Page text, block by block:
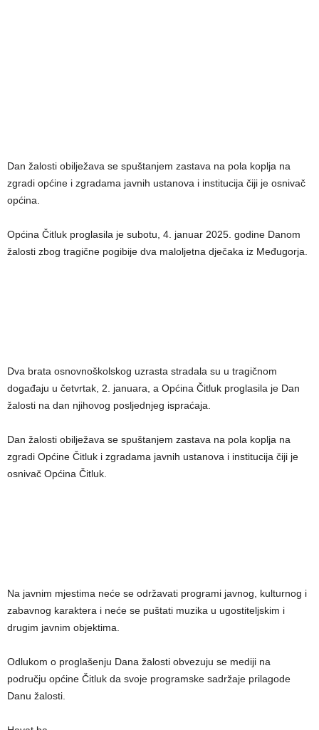
Dan žalosti obilježava se spuštanjem zastava na pola koplja na
zgradi općine i zgradama javnih ustanova i institucija čiji je osnivač
općina.
Općina Čitluk proglasila je subotu, 4. januar 2025. godine Danom
žalosti zbog tragične pogibije dva maloljetna dječaka iz Međugorja.
Dva brata osnovnoškolskog uzrasta stradala su u tragičnom
događaju u četvrtak, 2. januara, a Općina Čitluk proglasila je Dan
žalosti na dan njihovog posljednjeg ispraćaja.
Dan žalosti obilježava se spuštanjem zastava na pola koplja na
zgradi Općine Čitluk i zgradama javnih ustanova i institucija čiji je
osnivač Općina Čitluk.
Na javnim mjestima neće se održavati programi javnog, kulturnog i
zabavnog karaktera i neće se puštati muzika u ugostiteljskim i
drugim javnim objektima.
Odlukom o proglašenju Dana žalosti obvezuju se mediji na
području općine Čitluk da svoje programske sadržaje prilagode
Danu žalosti.